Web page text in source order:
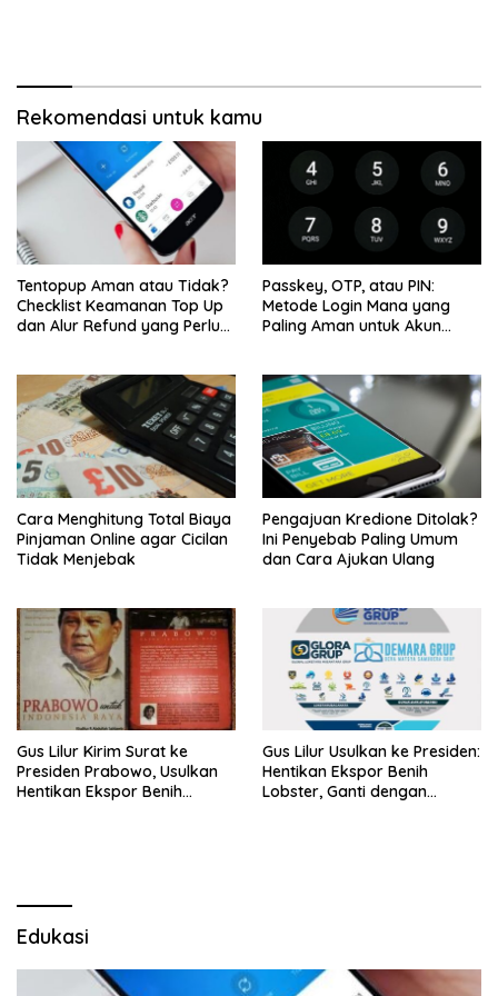
Rekomendasi untuk kamu
Tentopup Aman atau Tidak?
Checklist Keamanan Top Up
dan Alur Refund yang Perlu
Passkey, OTP, atau PIN:
Metode Login Mana yang
Paling Aman untuk Akun
Cara Menghitung Total Biaya
Pinjaman Online agar Cicilan
Tidak Menjebak
Pengajuan Kredione Ditolak?
Ini Penyebab Paling Umum
dan Cara Ajukan Ulang
Gus Lilur Kirim Surat ke
Presiden Prabowo, Usulkan
Hentikan Ekspor Benih
Gus Lilur Usulkan ke Presiden:
Hentikan Ekspor Benih
Lobster, Ganti dengan
Edukasi